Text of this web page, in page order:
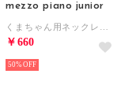
mezzo piano junior
￥660
50%